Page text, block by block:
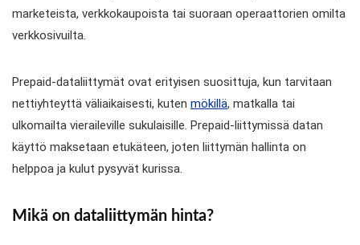
marketeista, verkkokaupoista tai suoraan operaattorien omilta
verkkosivuilta.
Prepaid-dataliittymät ovat erityisen suosittuja, kun tarvitaan
nettiyhteyttä väliaikaisesti, kuten mökillä, matkalla tai
ulkomailta vieraileville sukulaisille. Prepaid-liittymissä datan
käyttö maksetaan etukäteen, joten liittymän hallinta on
helppoa ja kulut pysyvät kurissa.
Mikä on dataliittymän hinta?